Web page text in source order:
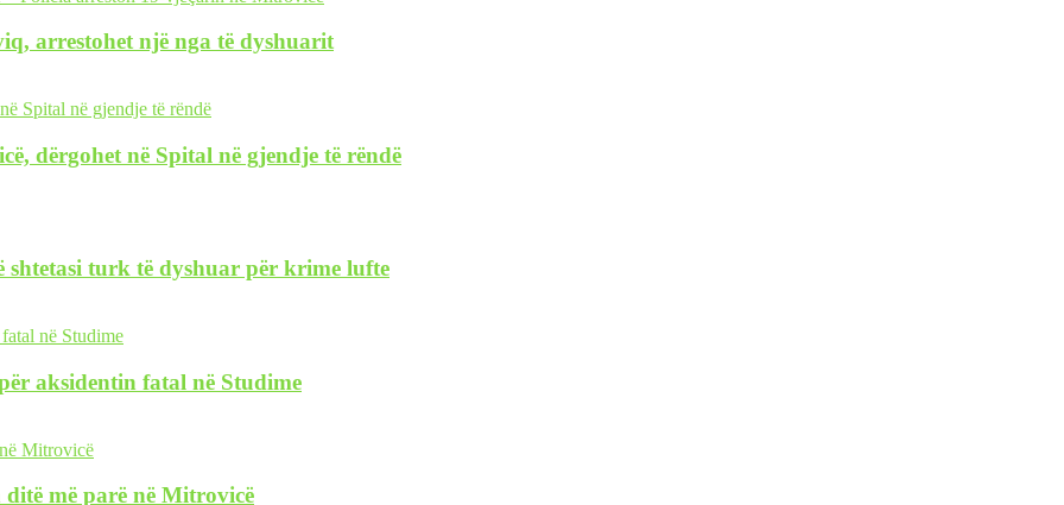
arrestohet një nga të dyshuarit
dërgohet në Spital në gjendje të rëndë
turk të dyshuar për krime lufte
aksidentin fatal në Studime
më parë në Mitrovicë